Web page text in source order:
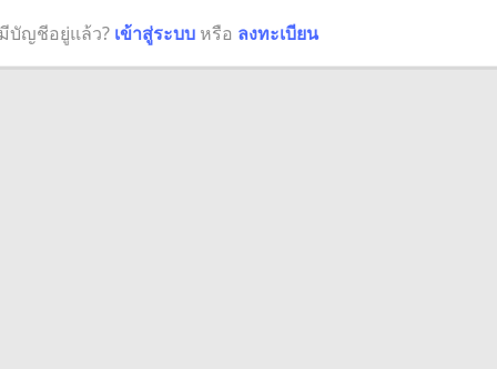
บัญชีอยู่แล้ว? เข้าสู่ระบบ หรือ ลงทะเบียน